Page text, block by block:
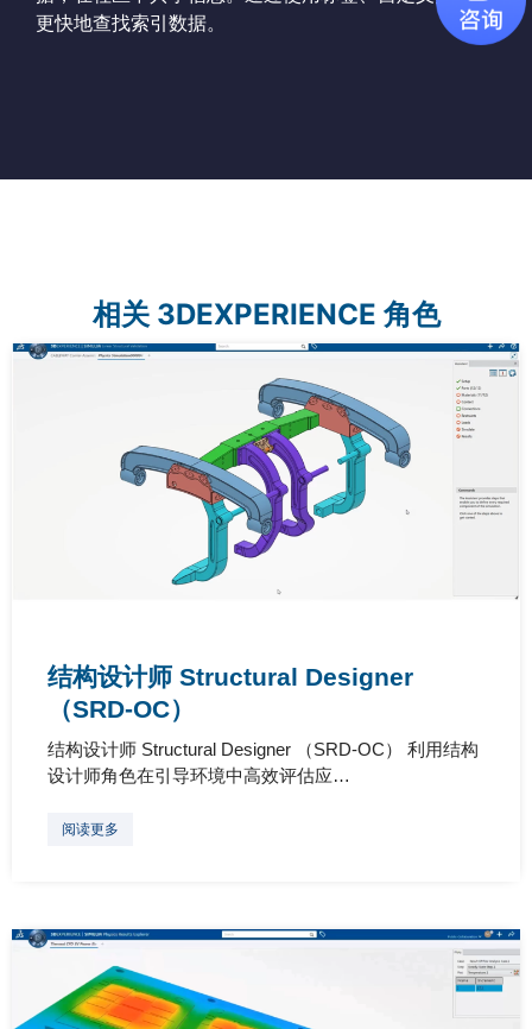
更快地查找索引数据。
相关 3DEXPERIENCE 角色
结构设计师 Structural Designer
（SRD-OC）
结构设计师 Structural Designer （SRD-OC） 利用结构
设计师角色在引导环境中高效评估应…
阅读更多